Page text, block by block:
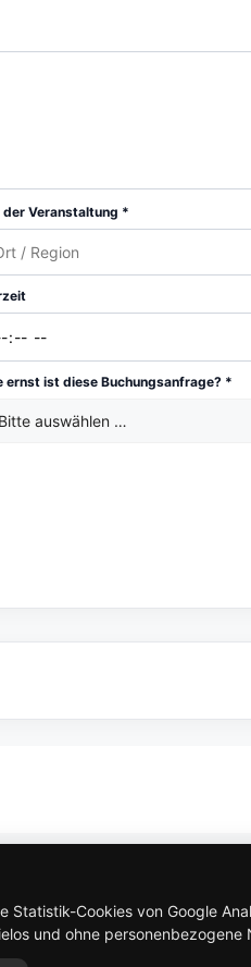
der Veranstaltung *
ernst ist diese Buchungsanfrage? *
Statistik-Cookies von Google
und ohne personenbezogene